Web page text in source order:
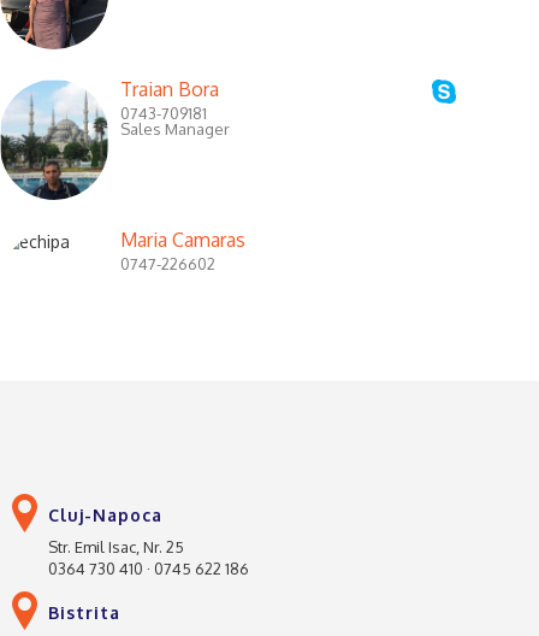
Traian Bora
0743-709181
Sales Manager
Maria Camaras
0747-226602
Cluj-Napoca
Str. Emil Isac, Nr. 25
0364 730 410 · 0745 622 186
Bistrita